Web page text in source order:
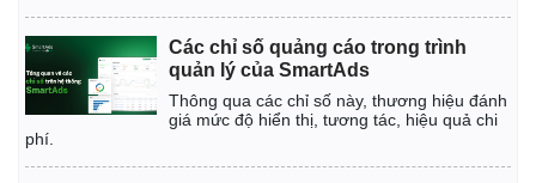
Các chỉ số quảng cáo trong trình
quản lý của SmartAds
Thông qua các chỉ số này, thương hiệu đánh
giá mức độ hiển thị, tương tác, hiệu quả chi
phí.